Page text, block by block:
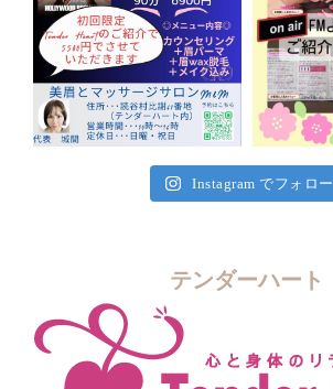
Instagram でフォロー
テンダーハート